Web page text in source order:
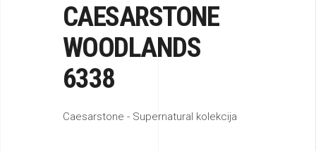
CAESARSTONE
WOODLANDS
6338
Caesarstone - Supernatural kolekcija